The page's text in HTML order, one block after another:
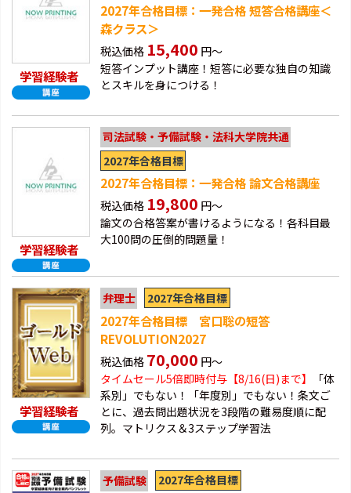
学習経験者
2027年合格目標：一発合格 短答合格講座＜
森クラス＞
税込価格 15,400 円～
短答インプット講座！短答に必要な独自の知識
とスキルを身につける！
学習経験者
司法試験・予備試験・法科大学院共通
2027年合格目標
2027年合格目標：一発合格 論文合格講座
税込価格 19,800 円～
論文の合格答案が書けるようになる！各科目最
大100問の圧倒的問題量！
学習経験者
弁理士 2027年合格目標
2027年合格目標 宮口聡の短答
REVOLUTION2027
税込価格 70,000 円～
タイムセール5倍即時付与【8/16(日)まで】
「体
系別」でもない！「年度別」でもない！条文ご
とに、過去問出題状況を3段階の難易度順に配
列。マトリクス＆3ステップ学習法
予備試験 2027年合格目標